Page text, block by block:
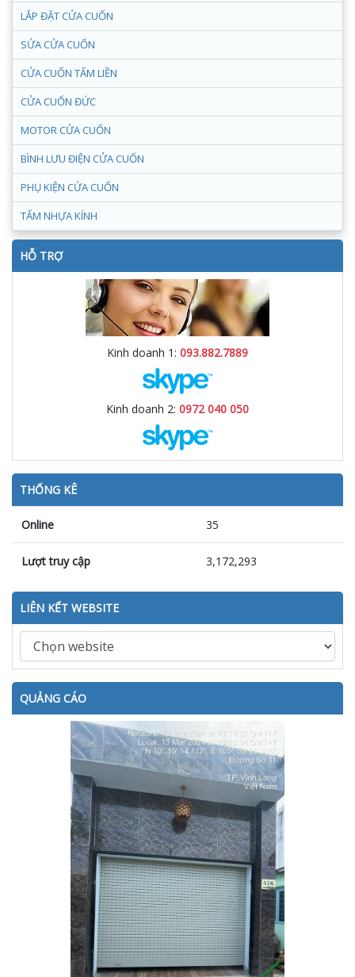
LẮP ĐẶT CỬA CUỐN
SỬA CỬA CUỐN
CỬA CUỐN TẤM LIỀN
CỬA CUỐN ĐỨC
MOTOR CỬA CUỐN
BÌNH LƯU ĐIỆN CỬA CUỐN
PHỤ KIỆN CỬA CUỐN
TẤM NHỰA KÍNH
HỖ TRỢ
Kinh doanh 1: 093.882.7889
Kinh doanh 2: 0972 040 050
THỐNG KÊ
Online 35
Lượt truy cập 3,172,293
LIÊN KẾT WEBSITE
QUẢNG CÁO